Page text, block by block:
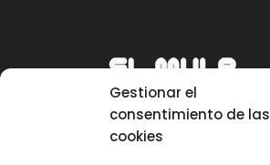
Gestionar el
consentimiento de las
cookies